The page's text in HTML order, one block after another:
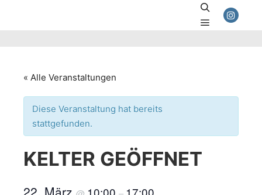
Suchen
« Alle Veranstaltungen
Diese Veranstaltung hat bereits
stattgefunden.
KELTER GEÖFFNET